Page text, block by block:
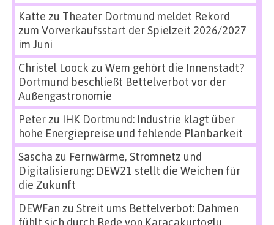
Katte zu Theater Dortmund meldet Rekord
zum Vorverkaufsstart der Spielzeit 2026/2027
im Juni
Christel Loock zu Wem gehört die Innenstadt?
Dortmund beschließt Bettelverbot vor der
Außengastronomie
Peterzu IHK Dortmund: Industrie klagt über
hohe Energiepreise und fehlende Planbarkeit
Sascha zu Fernwärme, Stromnetz und
Digitalisierung: DEW21 stellt die Weichen für
die Zukunft
DEWFan zu Streit ums Bettelverbot: Dahmen
fühlt sich durch Rede von Karacakurtoglu